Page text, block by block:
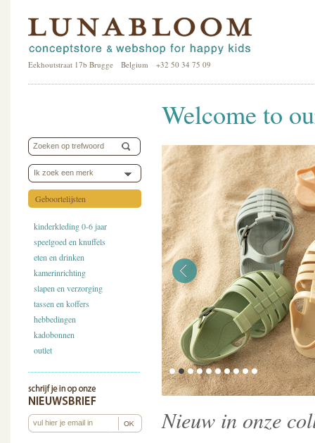
Eekhoutstraat 17b Brugge Belgium +32 50 34 75 09
Ik zoek een merk
Geboortelijsten
kinderkleding 0-6 jaar
speelgoed en knuffels
eten en drinken
kamerinrichting
slapen en verzorging
tassen en koffers
hebbedingen
kadobonnen
outlet
Welcome to
Nieuw in onze